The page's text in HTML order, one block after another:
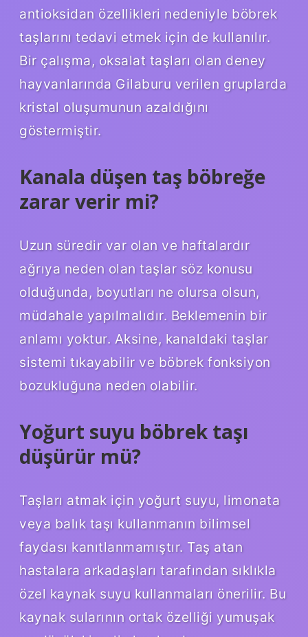
antioksidan özellikleri nedeniyle böbrek
taşlarını tedavi etmek için de kullanılır.
Bir çalışma, oksalat taşları olan deney
hayvanlarında Gilaburu verilen gruplarda
kristal oluşumunun azaldığını
göstermiştir.
Kanala düşen taş böbreğe
zarar verir mi?
Uzun süredir var olan ve haftalardır
ağrıya neden olan taşlar söz konusu
olduğunda, boyutları ne olursa olsun,
müdahale yapılmalıdır. Beklemenin bir
anlamı yoktur. Aksine, kanaldaki taşlar
sistemi tıkayabilir ve böbrek fonksiyon
bozukluğuna neden olabilir.
Yoğurt suyu böbrek taşı
düşürür mü?
Taşları atmak için yoğurt suyu, limonata
veya balık taşı kullanmanın bilimsel
faydası kanıtlanmamıştır. Taş atan
hastalara arkadaşları tarafından sıklıkla
özel kaynak suyu kullanmaları önerilir. Bu
kaynak sularının ortak özelliği yumuşak